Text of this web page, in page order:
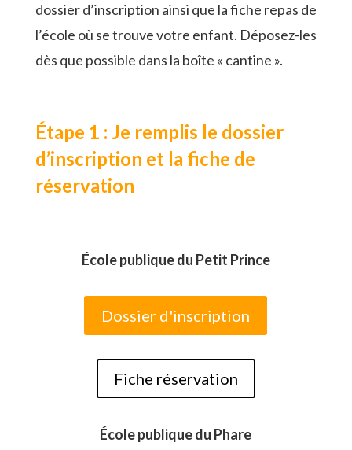
dossier d’inscription ainsi que la fiche repas de
l’école où se trouve votre enfant. Déposez-les
dès que possible dans la boîte « cantine ».
Étape 1 : Je remplis le dossier
d’inscription et la fiche de
réservation
École publique du Petit Prince
Dossier d'inscription
Fiche réservation
École publique du Phare